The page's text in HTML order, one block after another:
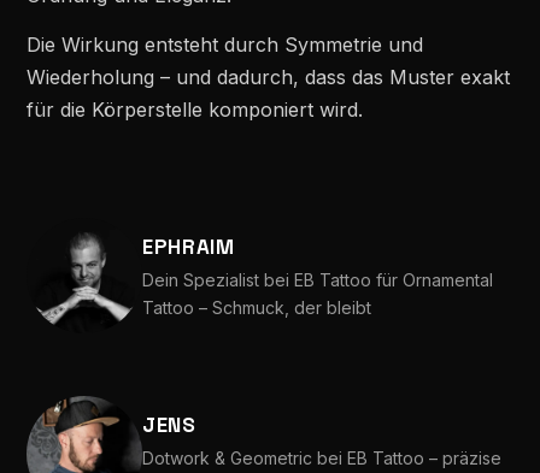
Die Wirkung entsteht durch Symmetrie und
Wiederholung – und dadurch, dass das Muster exakt
für die Körperstelle komponiert wird.
EPHRAIM
Dein Spezialist bei EB Tattoo für Ornamental
Tattoo – Schmuck, der bleibt
JENS
Dotwork & Geometric bei EB Tattoo – präzise